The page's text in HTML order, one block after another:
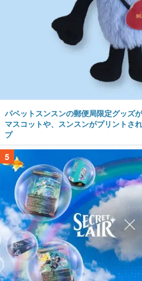
パペットスンスンの郵便局限定グッズ
マスコットや、スンスンがプリントさ
プ
5